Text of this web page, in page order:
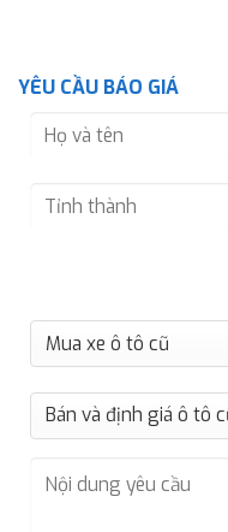
YÊU CẦU BÁO GIÁ